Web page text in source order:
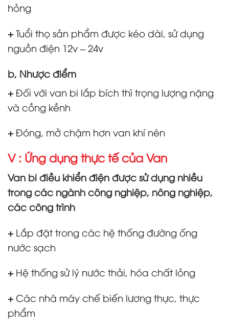
hỏng
+ Tuổi thọ sản phẩm được kéo dài, sử dụng
nguồn điện 12v – 24v
b, Nhược điểm
+ Đối với van bi lắp bích thì trọng lượng nặng
và cồng kềnh
+ Đóng, mở chậm hơn van khí nén
V : Ứng dụng thực tế của Van
Van bi điều khiển điện được sử dụng nhiều
trong các ngành công nghiệp, nông nghiệp,
các công trình
+ Lắp đặt trong các hệ thống đường ống
nước sạch
+ Hệ thống sử lý nước thải, hóa chất lỏng
+ Các nhà máy chế biến lương thực, thực
phẩm